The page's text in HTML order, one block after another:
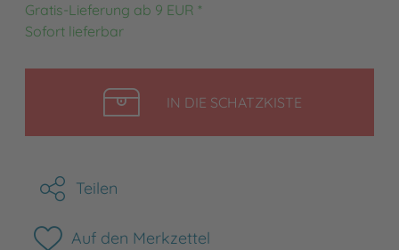
Gratis-Lieferung ab 9 EUR *
Sofort lieferbar
IN DIE SCHATZKISTELEGEN
Teilen
Auf den Merkzettel